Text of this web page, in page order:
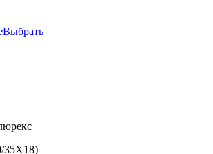
Выбрать
35X18)